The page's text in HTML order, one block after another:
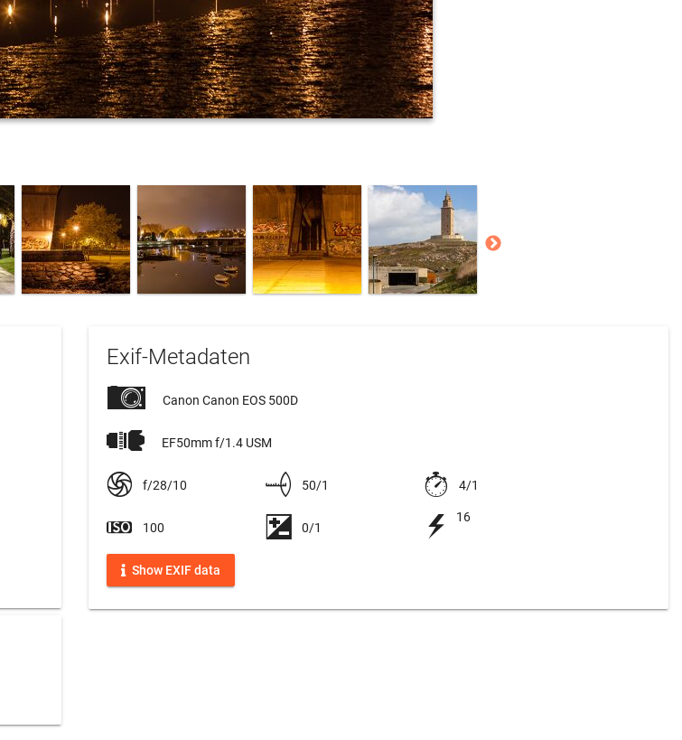
Exif-Metadaten
Canon Canon EOS 500D
EF50mm f/1.4 USM
f/28/10 50/1 4/1
100 0/1
16
Show EXIF data